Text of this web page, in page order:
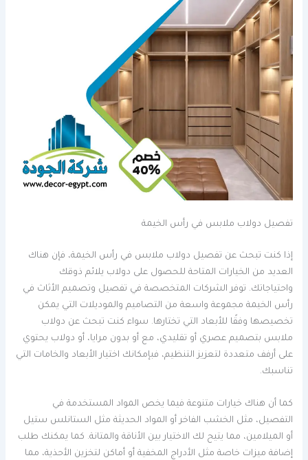
تفصيل دولاب ملابس في رأس الخيمة
إذا كنت تبحث عن تفصيل دولاب ملابس في رأس الخيمة، فإن هناك
العديد من الخيارات المتاحة للحصول على دولاب يلائم ذوقك
واحتياجاتك. توفر الشركات المتخصصة في تفصيل وتصميم الأثاث في
رأس الخيمة مجموعة واسعة من التصاميم والموديلات التي يمكن
تخصيصها وفقًا للأبعاد التي تختارها. سواء كنت تبحث عن دولاب
ملابس بتصميم عصري أو تقليدي، مع أو بدون مرايا، أو دولاب يحتوي
على أرفف متعددة لتعزيز التنظيم، فبإمكانك اختيار الأبعاد والخامات التي
تناسبك.
كما أن هناك خيارات متنوعة فيما يخص المواد المستخدمة في
التفصيل، مثل الخشب الفاخر أو المواد الحديثة مثل الستانلس ستيل
أو الميلامين، مما يتيح لك الاختيار بين الأناقة والمتانة. كما يمكنك طلب
إضافة ميزات خاصة مثل الأدراج المخفية أو أماكن لتخزين الأحذية، مما